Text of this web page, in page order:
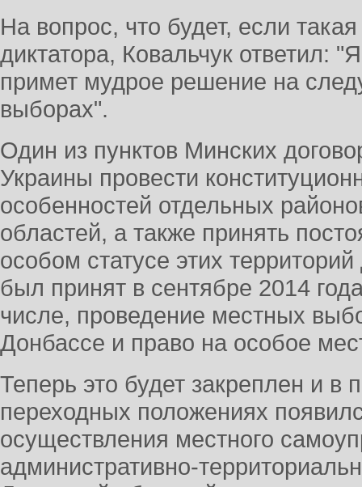
На вопрос, что будет, если
диктатора, Ковальчук ответил:
примет мудрое решение на
выборах".
Один из пунктов Минских
Украины провести
особенностей отдельных
областей, а также принять
особом статусе этих
был принят в сентябре 2014
числе, проведение местных
Донбассе и право на особое
Теперь это будет закреплен и в
переходных положениях
осуществления местного
административно-